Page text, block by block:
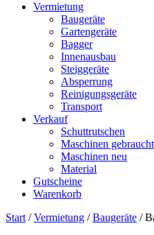
Vermietung
Baugeräte
Gartengeräte
Bagger
Innenausbau
Steiggeräte
Absperrung
Reinigungsgeräte
Transport
Verkauf
Schuttrutschen
Maschinen gebraucht
Maschinen neu
Material
Gutscheine
Warenkorb
Start /Vermietung /Baugeräte /